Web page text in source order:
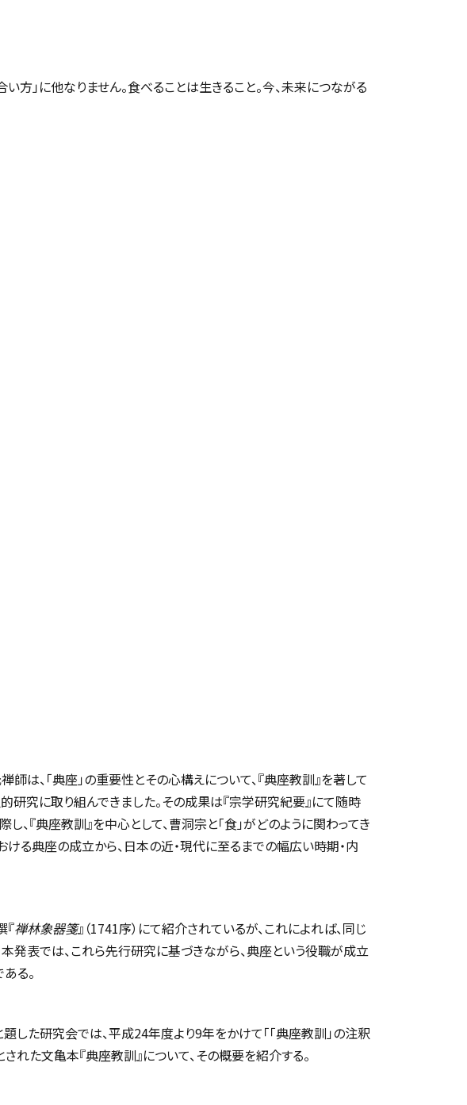
」に他なりません。食べることは生きること。今、未来につながる
は、「典座」の重要性とその心構えについて、『典座教訓』を著して
研究に取り組んできました。その成果は『宗学研究紀要』にて随時
『典座教訓』を中心として、曹洞宗と「食」がどのように関わってき
る典座の成立から、日本の近・現代に至るまでの幅広い時期・内
禅林象器箋』（1741序）にて紹介されているが、これによれば、同じ
発表では、これら先行研究に基づきながら、典座という役職が成立
る。
た研究会では、平成24年度より9年をかけて「「典座教訓」の注釈
た文亀本『典座教訓』について、その概要を紹介する。